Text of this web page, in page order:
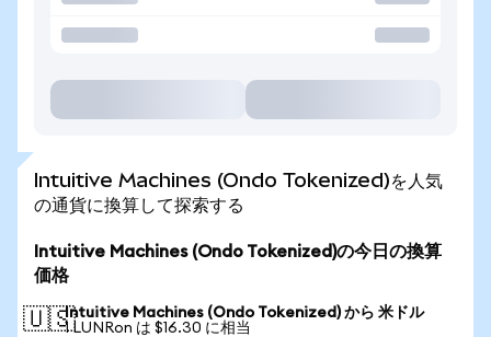
Intuitive Machines (Ondo Tokenized)を人気
の通貨に換算して探索する
Intuitive Machines (Ondo Tokenized)の今日の換算
価格
🇺🇸Intuitive Machines (Ondo Tokenized) から 米ドル
1 LUNRon は $16.30 に相当